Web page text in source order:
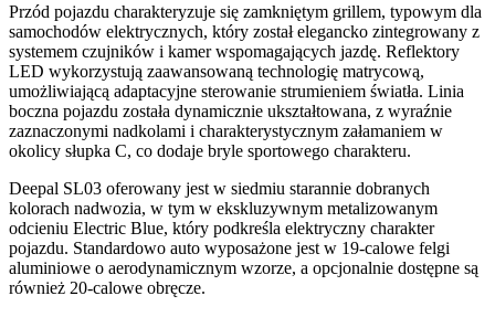
Przód pojazdu charakteryzuje się zamkniętym grillem, typowym dla
samochodów elektrycznych, który został elegancko zintegrowany z
systemem czujników i kamer wspomagających jazdę. Reflektory
LED wykorzystują zaawansowaną technologię matrycową,
umożliwiającą adaptacyjne sterowanie strumieniem światła. Linia
boczna pojazdu została dynamicznie ukształtowana, z wyraźnie
zaznaczonymi nadkolami i charakterystycznym załamaniem w
okolicy słupka C, co dodaje bryle sportowego charakteru.
Deepal SL03 oferowany jest w siedmiu starannie dobranych
kolorach nadwozia, w tym w ekskluzywnym metalizowanym
odcieniu Electric Blue, który podkreśla elektryczny charakter
pojazdu. Standardowo auto wyposażone jest w 19-calowe felgi
aluminiowe o aerodynamicznym wzorze, a opcjonalnie dostępne są
również 20-calowe obręcze.